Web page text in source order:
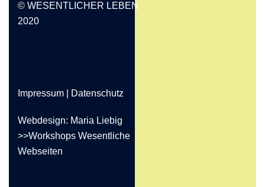
© WESENTLICHER LEBEN
2020
Impressum Datenschutz
Webdesign: Maria Liebig
>>Workshops Wesentliche
Webseiten